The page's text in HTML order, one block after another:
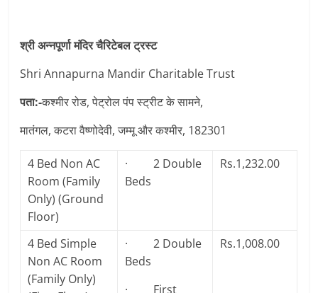
श्री अन्नपूर्णा मंदिर चैरिटेबल ट्रस्ट
Shri Annapurna Mandir Charitable Trust
पता:-कश्मीर रोड, पेट्रोल पंप स्ट्रीट के सामने,
मातंगल, कटरा वैष्णोदेवी, जम्मू और कश्मीर, 182301
4 Bed Non AC
Room (Family
Only) (Ground
Floor)
· 2 Double
Beds
Rs.1,232.00
4 Bed Simple
Non AC Room
(Family Only)
· 2 Double
Beds
· First
Rs.1,008.00